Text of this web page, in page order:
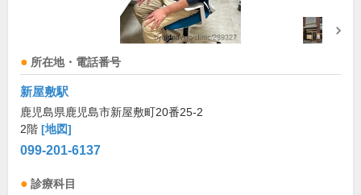
所在地・電話番号
新屋敷駅
鹿児島県鹿児島市新屋敷町20番25-2
2階 [地図]
099-201-6137
診療科目